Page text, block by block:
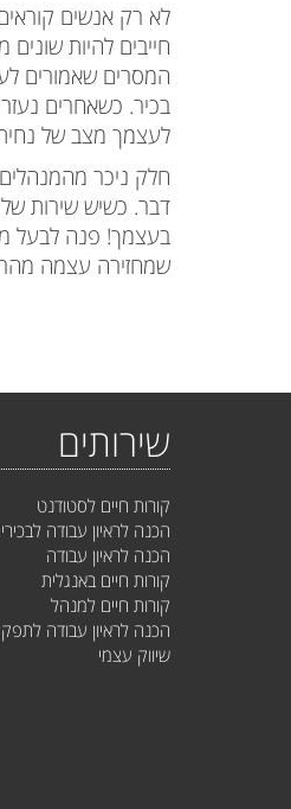
לא רק אנשים
חייבים להיות
המסרים שאמורים
בכיר. כשאחרים
לעצמך מצב של
חלק ניכר מהמנהלים
דבר. כשיש שירות
בעצמך! פנה לבעל
שמחזירה עצמה מהר
שירותים
קורות חיים לסטודנט
הכנה לראיון עבודה
הכנה לראיון עבודה
קורות חיים באנגלית
קורות חיים למנהל
הכנה לראיון עבודה
שיווק עצמי